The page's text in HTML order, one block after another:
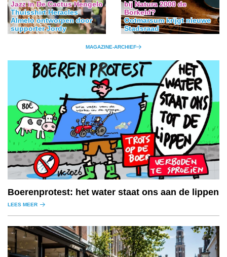
Jazz in De Cactus Hengelo
Thuisshirt Heracles
Almelo ontworpen door
supporter Jordy
bij Natura 2000 de
Borkeld?
Ootmarsum krijgt nieuwe
Stadsraad
MAGAZINE-ARCHIEF
Boerenprotest: het water staat ons aan de lippen
LEES MEER